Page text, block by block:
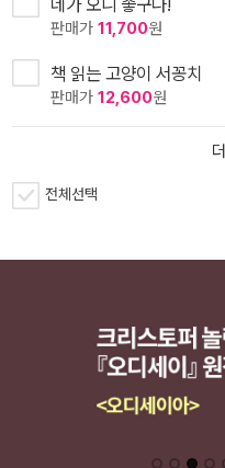
네가 오니 좋구나!
판매가 11,700원
책 읽는 고양이 서꽁치
판매가 12,600원
전체선택